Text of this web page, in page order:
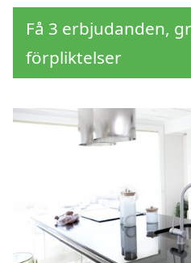
Få 3 erbjudanden,
förpliktelser